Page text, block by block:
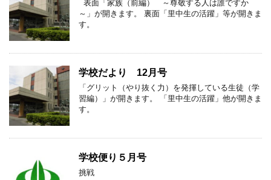
表面「家族（前編） ～尊敬する人は誰ですか
～」が開きます。 裏面「里中生の活躍」等が開きま
す。
学校だより 12月号
「グリット（やり抜く力）を発揮している生徒（学
習編）」が開きます。 「里中生の活躍」他が開きま
す。
学校便り５月号
挑戦